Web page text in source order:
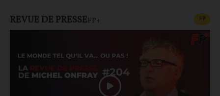
REVUE DE PRESSEFP+ FP